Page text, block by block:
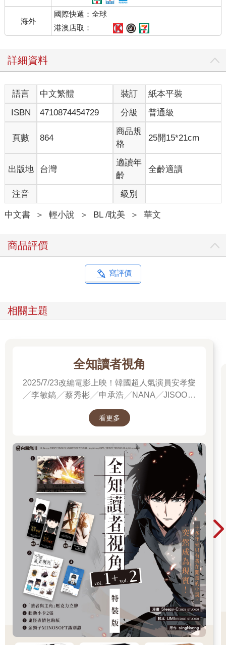
厚，池家自然不會放棄他；葉滿是親生的，也不能眼看著他一直
流落在外過苦日子，兩個孩子池家都要，不外乎是多個兒子，家
裡又不是養不起，算不得什麼事。
唯一難在財產問題。
歷往這一放就知道擔不了大事。該給他的那份，家裡不會少了
他，夠他一輩子做個閒散二世祖，再多的就不用想了，一張張協
議書、文件簽下來，早早杜絕了可能存在的家產爭奪戰，也安了
池玨的心。
池家辦事效率極高，從找到葉滿、到拍板決定、到把葉滿接回池
家，總共沒花上三天。
葉滿就這麼搖身一變成了豪門真少爺，可沒高興兩天，系統找上
了門，一開口就是他快死了。
「你生活的世界是一本萬人迷團寵耽美文，池玨是書裡的萬人迷
主角受，而你是本書的惡毒炮灰對照組。」系統照著劇本念道。
「你出身不好，性格陰沉不討喜，回到池家後全方位被池玨碾
壓，周圍所有人都喜歡池玨，不喜歡你。你迫切想要融入上流圈
子，結果頻頻在重大場合出醜，成了整個圈子裡的笑柄，所有人
都看不起你、厭惡你，連親生父母和親哥都更喜歡池玨。
「你瘋狂嫉妒池玨，內心逐漸陰暗扭曲，使盡了惡毒下流的手段
方的床，試圖取代池玨……總之，你幹了一連串壞事，最後被揭
穿，池父一氣之下把你趕出家門，你在精神恍惚中被車撞斷了
你，也根本沒有人信你，還是好心路人幫你叫了救護車。
「你撿回一條命卻成了瘸子，多重打擊之下，你精神失常，最後
系統頓了頓，接著說：「這是葉滿原本的命運，但我可以救你。
我們檢測到，主角攻受的感情線出了點問題，我需要你協助我，
「按照劇情當好你的惡毒炮灰，在必要的時候對主角們感情推波
助瀾一下。順便一提，不要想著逃離就能規避你原本的結局，劇
情約束力很大，沒有系統開掛，你怎麼努力，最後都還是會
死。」
系統肯定地說：「不可以，這是重要劇情線。按照你的人設，要
不是瘸了，你根本不可能放棄糾纏池家，肯定還會繼續想辦法回
以這腿必須斷。」
葉滿默默抓緊了衣服下擺，臉上閃過一絲無措，「可是，我已經
瞎了，要是再瘸了的話，那我外婆怎麼辦呢？」
系統茫然，「外婆？」
人設裡面有這件事嗎……等一下，瞎了？
系統終於注意到葉滿那雙純然清澈的眼睛，全程空茫茫的，沒有
說話的功夫，少年的眼圈已經紅了，他長得又乖又漂亮，眼皮很
薄，眼圈泛紅的時候格外明顯，像隻可憐巴巴的兔子。
當事人的狀況跟自己所知的情況不同，已經讓系統吃了一驚，尤
其是發現他其實看不見之後，系統難得冒出了一絲慌亂。
葉滿怎麼是個瞎子！他都看不見還怎麼去幹壞事！誰家惡毒炮灰
是瞎的！
不遠處，幾個富家子弟用眼神示意了下孤零零站在角落的葉滿。
「這就是池家剛認回來的那個？」
「長得也就……挺漂亮。」嘲諷的話到嘴邊轉了一圈，實在做不
到昧著良心說瞎話。
「咳咳，走，替咱玨哥『疼疼』弟弟。」
海外
國際快遞：全球
港澳店取：
詳細資料
語言 中文繁體 裝訂
紙本平裝
ISBN
4710874454729 分級 普通級
頁數 864
商品規
格
25開15*21cm
出版地 台灣
適讀年
齡
全齡適讀
注音 級別
中文書 ＞ 輕小說 ＞ BL /耽美 ＞ 華文
商品評價
寫評價
相關主題
全知讀者視角
2025/7/23改編電影上映！韓國超人氣演員安孝燮
╱李敏鎬╱蔡秀彬╱申承浩╱NANA╱JISOO領
看更多